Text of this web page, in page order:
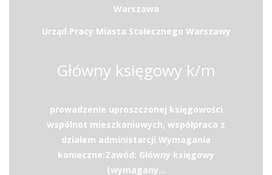
Warszawa
Urząd Pracy Miasta Stołecznego Warszawy
Główny księgowy k/m
prowadzenie uproszczonej księgowości
wspólnot mieszkaniowych, współpraca z
działem administarcji.Wymagania
konieczne:Zawód: Główny księgowy
(wymagany...